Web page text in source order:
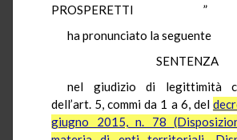
PROSPERETTI ”
ha pronunciato la seguente
SENTENZA
nel giudizio di legittimità
dell’art. 5, commi da 1 a 6, del
giugno 2015, n. 78